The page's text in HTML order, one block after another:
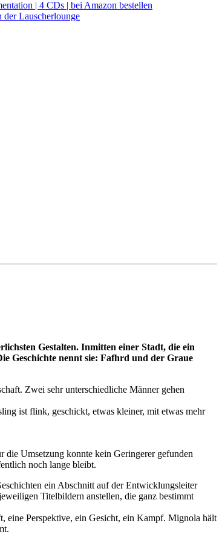
Gestalten. Inmitten einer Stadt, die ein
Geschichte nennt sie: Fafhrd und der Graue
Zwei sehr unterschiedliche Männer gehen
ist flink, geschickt, etwas kleiner, mit etwas mehr
die Umsetzung konnte kein Geringerer gefunden
noch lange bleibt.
ein Abschnitt auf der Entwicklungsleiter
Titelbildern anstellen, die ganz bestimmt
eine Perspektive, ein Gesicht, ein Kampf. Mignola hält